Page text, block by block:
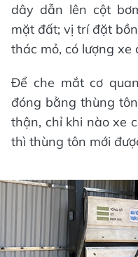
dây dẫn lên cột
mặt đất; vị trí đặt
thác mỏ, có lượng xe
Để che mắt cơ
đóng bằng thùng
thận, chỉ khi nào xe
thì thùng tôn mới